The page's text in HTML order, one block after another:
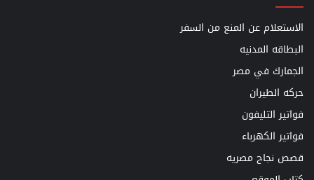
الاستعلام عن المنع من السفر
البطاقه المدنيه
الجمارك في مصر
حركه الطيران
فواتير التليفون
فواتير الكهرباء
قصص نجاح مصريه